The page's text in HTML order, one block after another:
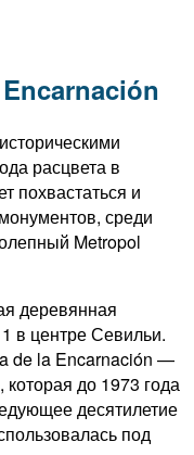
расцвета в
похвастаться и
среди
Metropol
деревянная
в центре Севильи.
de la Encarnación —
до 1973 года
десятилетие
под